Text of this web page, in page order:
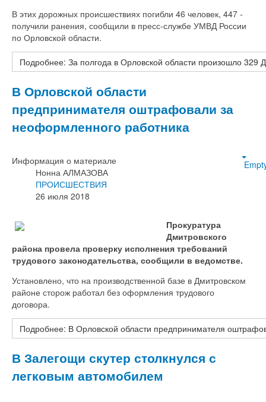
В этих дорожных происшествиях погибли 46 человек, 447 -
получили ранения, сообщили в пресс-службе УМВД России
по Орловской области.
Подробнее: За полгода в Орловской области произошло 329
В Орловской области
предпринимателя оштрафовали за
неоформленного работника
Информация о материале
Нонна АЛМАЗОВА
ПРОИСШЕСТВИЯ
26 июля 2018
Прокуратура
Дмитровского
района провела проверку исполнения требований
трудового законодательства, сообщили в ведомстве.
Установлено, что на производственной базе в Дмитровском
районе сторож работал без оформления трудового
договора.
Подробнее: В Орловской области предпринимателя
В Залегощи скутер столкнулся с
легковым автомобилем